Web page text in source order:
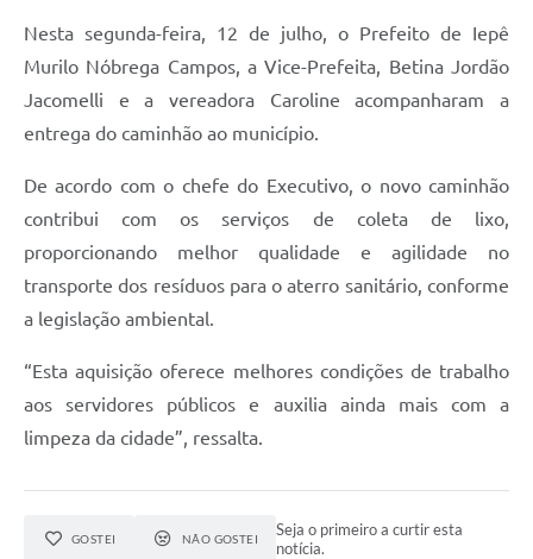
Nesta segunda-feira, 12 de julho, o Prefeito de Iepê
Murilo Nóbrega Campos, a Vice-Prefeita, Betina Jordão
Jacomelli e a vereadora Caroline acompanharam a
entrega do caminhão ao município.
De acordo com o chefe do Executivo, o novo caminhão
contribui com os serviços de coleta de lixo,
proporcionando melhor qualidade e agilidade no
transporte dos resíduos para o aterro sanitário, conforme
a legislação ambiental.
“Esta aquisição oferece melhores condições de trabalho
aos servidores públicos e auxilia ainda mais com a
limpeza da cidade”, ressalta.
GOSTEI NÃO GOSTEI
Seja o primeiro a curtir esta
notícia.